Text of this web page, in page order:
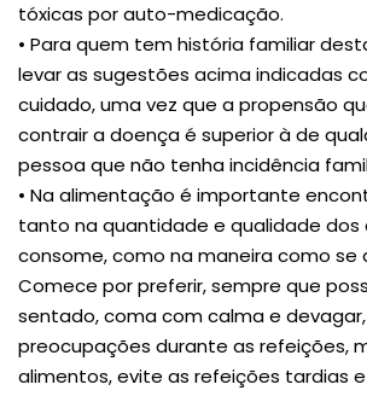
tóxicas por auto-medicação.
• Para quem tem história familiar
levar as sugestões acima indicadas
cuidado, uma vez que a propensão
contrair a doença é superior à de
pessoa que não tenha incidência
• Na alimentação é importante
tanto na quantidade e qualidade dos
consome, como na maneira como se
Comece por preferir, sempre que
sentado, coma com calma e
preocupações durante as refeições,
alimentos, evite as refeições tardias